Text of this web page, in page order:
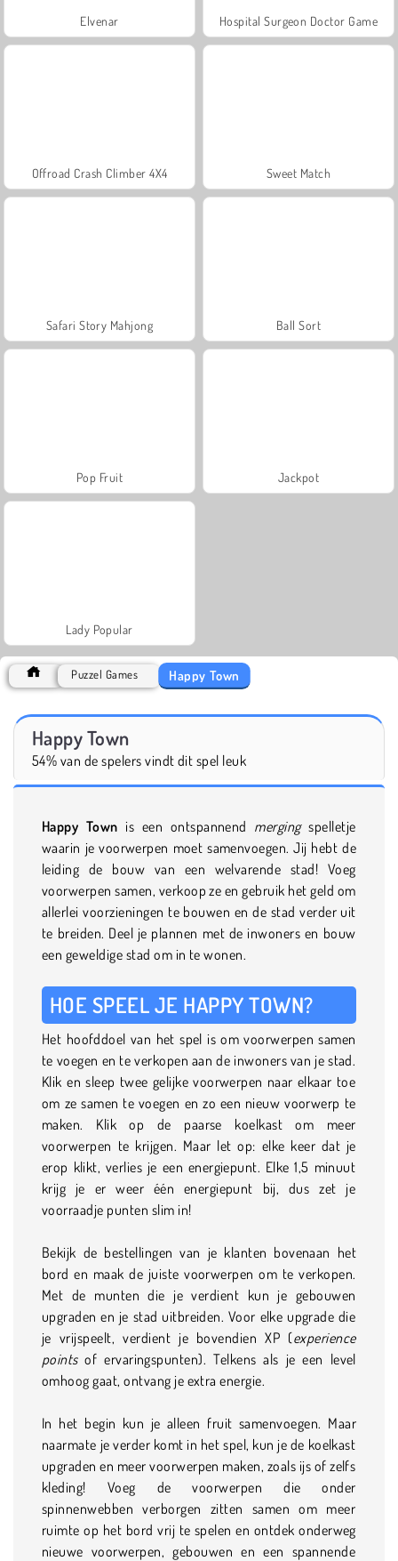
Elvenar Hospital Surgeon Doctor Game
Offroad Crash Climber 4X4 Sweet Match
Safari Story Mahjong Ball Sort
Pop Fruit Jackpot
Lady Popular
Puzzel Games Happy Town
Happy Town
54% van de spelers vindt dit spel leuk
Happy Town is een ontspannend mergingspelletje
waarin je voorwerpen moet samenvoegen. Jij hebt de
leiding de bouw van een welvarende stad! Voeg
voorwerpen samen, verkoop ze en gebruik het geld om
allerlei voorzieningen te bouwen en de stad verder uit
te breiden. Deel je plannen met de inwoners en bouw
een geweldige stad om in te wonen.
HOE SPEEL JE HAPPY TOWN?
Het hoofddoel van het spel is om voorwerpen samen
te voegen en te verkopen aan de inwoners van je stad.
Klik en sleep twee gelijke voorwerpen naar elkaar toe
om ze samen te voegen en zo een nieuw voorwerp te
maken. Klik op de paarse koelkast om meer
voorwerpen te krijgen. Maar let op: elke keer dat je
erop klikt, verlies je een energiepunt. Elke 1,5 minuut
krijg je er weer één energiepunt bij, dus zet je
voorraadje punten slim in!
Bekijk de bestellingen van je klanten bovenaan het
bord en maak de juiste voorwerpen om te verkopen.
Met de munten die je verdient kun je gebouwen
upgraden en je stad uitbreiden. Voor elke upgrade die
je vrijspeelt, verdient je bovendien XP (experience
pointsof ervaringspunten). Telkens als je een level
omhoog gaat, ontvang je extra energie.
In het begin kun je alleen fruit samenvoegen. Maar
naarmate je verder komt in het spel, kun je de koelkast
upgraden en meer voorwerpen maken, zoals ijs of zelfs
kleding! Voeg de voorwerpen die onder
spinnenwebben verborgen zitten samen om meer
ruimte op het bord vrij te spelen en ontdek onderweg
nieuwe voorwerpen, gebouwen en een spannende